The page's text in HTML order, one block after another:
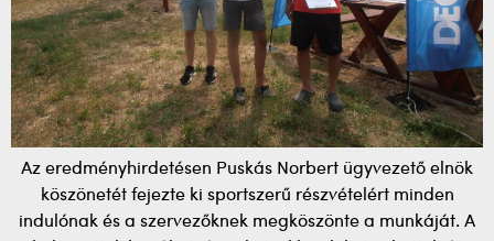
Az eredményhirdetésen Puskás Norbert ügyvezető elnök
köszönetét fejezte ki sportszerű részvételért minden
indulónak és a szervezőknek megköszönte a munkáját. A